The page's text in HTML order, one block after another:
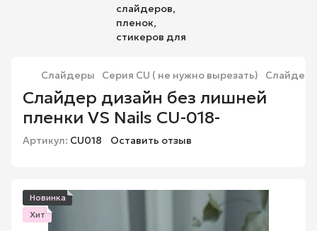
Слайдеры Серия CU ( не нужно вырезать) Слайдер
Слайдер дизайн без лишней
пленки VS Nails CU-018-
Артикул: CU018 Оставить отзыв
Новинка
Хит